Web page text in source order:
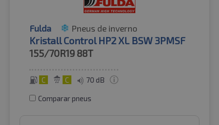
Fulda Pneus de inverno
Kristall Control HP2 XL BSW 3PMSF
155/70R19 88T
C C 70 dB
Comparar pneus